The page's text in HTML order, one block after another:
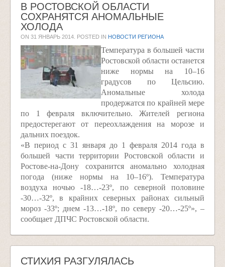
В РОСТОВСКОЙ ОБЛАСТИ
СОХРАНЯТСЯ АНОМАЛЬНЫЕ
ХОЛОДА
ON 31 ЯНВАРЬ 2014 . POSTED IN НОВОСТИ РЕГИОНА
Температура в большей части
Ростовской области останется
ниже нормы на 10–16
градусов по Цельсию.
Аномальные холода
продержатся по крайней мере
по 1 февраля включительно. Жителей региона
предостерегают от переохлаждения на морозе и
дальних поездок.
«В период с 31 января до 1 февраля 2014 года в
большей части территории Ростовской области и
Ростове-на-Дону сохранится аномально холодная
погода (ниже нормы на 10–16º). Температура
воздуха ночью -18…-23º, по северной половине
-30…-32º, в крайних северных районах сильный
мороз -33º; днем -13…-18º, по северу -20…-25º», –
сообщает ДПЧС Ростовской области.
СТИХИЯ РАЗГУЛЯЛАСЬ